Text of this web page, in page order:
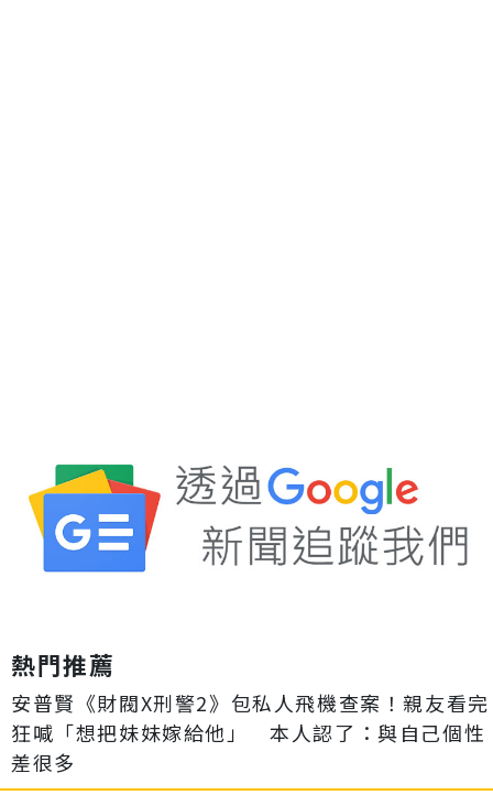
熱門推薦
安普賢《財閥X刑警2》包私人飛機查案！親友看完
狂喊「想把妹妹嫁給他」 本人認了：與自己個性
差很多